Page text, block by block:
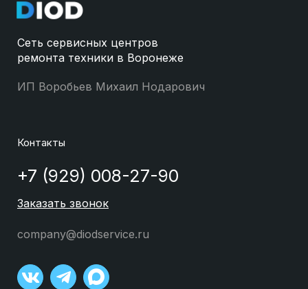
Сеть сервисных центров
ремонта техники в Воронеже
ИП Воробьев Михаил Нодарович
Контакты
+7 (929) 008-27-90
Заказать звонок
company@diodservice.ru